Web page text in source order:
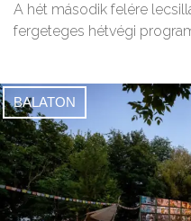
A hét második felére
fergeteges hétvégi
BALATON